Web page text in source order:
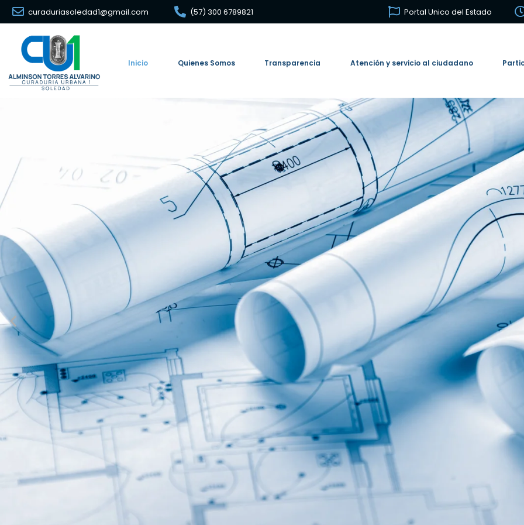
curaduriasoledad1@gmail.com (57) 300 6789821 Portal Unico del Estado
Inicio Quienes Somos Transparencia Atención y servicio al ciudadano